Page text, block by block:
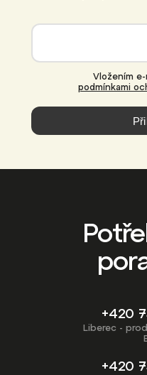
podmínkami
+420
Liberec -
+420